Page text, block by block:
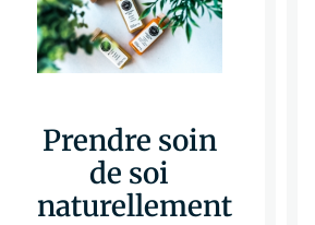
Prendre soin
de soi
naturellement